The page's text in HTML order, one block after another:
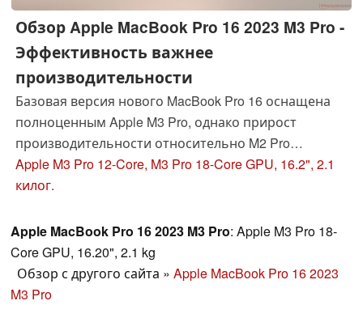
Обзор Apple MacBook Pro 16 2023 M3 Pro -
Эффективность важнее
производительности
Базовая версия нового MacBook Pro 16 оснащена
полноценным Apple M3 Pro, однако прирост
производительности относительно M2 Pro
небольшой. С другой стороны, SSD в младшей
версии стал быстрее, а яркость экрана в режиме
энергоэффективности у нового чипа обеспечили
серьезную прибавку автономности.
Apple M3 Pro 12-Core, M3 Pro 18-Core GPU, 16.2", 2.1
килог.
Apple MacBook Pro 16 2023 M3 Pro: Apple M3 Pro 18-
Core GPU, 16.20", 2.1 kg
Обзор с другого сайта » Apple MacBook Pro 16 2023
M3 Pro